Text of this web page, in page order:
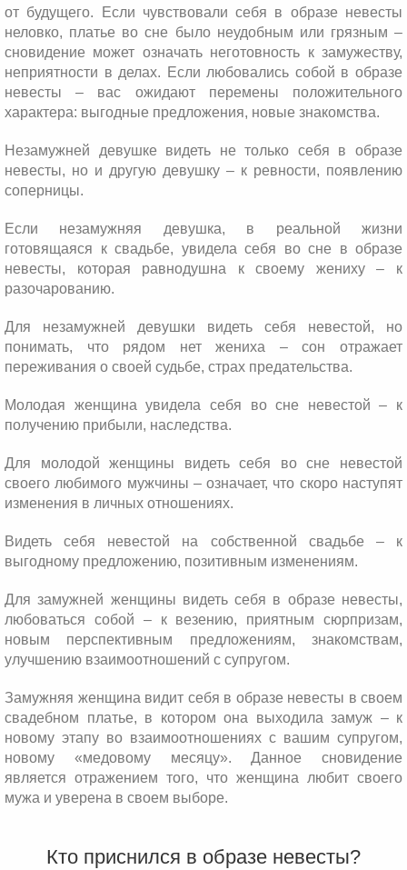
от будущего. Если чувствовали себя в образе невесты
неловко, платье во сне было неудобным или грязным –
сновидение может означать неготовность к замужеству,
неприятности в делах. Если любовались собой в образе
невесты – вас ожидают перемены положительного
характера: выгодные предложения, новые знакомства.
Незамужней девушке видеть не только себя в образе
невесты, но и другую девушку – к ревности, появлению
соперницы.
Если незамужняя девушка, в реальной жизни
готовящаяся к свадьбе, увидела себя во сне в образе
невесты, которая равнодушна к своему жениху – к
разочарованию.
Для незамужней девушки видеть себя невестой, но
понимать, что рядом нет жениха – сон отражает
переживания о своей судьбе, страх предательства.
Молодая женщина увидела себя во сне невестой – к
получению прибыли, наследства.
Для молодой женщины видеть себя во сне невестой
своего любимого мужчины – означает, что скоро наступят
изменения в личных отношениях.
Видеть себя невестой на собственной свадьбе – к
выгодному предложению, позитивным изменениям.
Для замужней женщины видеть себя в образе невесты,
любоваться собой – к везению, приятным сюрпризам,
новым перспективным предложениям, знакомствам,
улучшению взаимоотношений с супругом.
Замужняя женщина видит себя в образе невесты в своем
свадебном платье, в котором она выходила замуж – к
новому этапу во взаимоотношениях с вашим супругом,
новому «медовому месяцу». Данное сновидение
является отражением того, что женщина любит своего
мужа и уверена в своем выборе.
Кто приснился в образе невесты?